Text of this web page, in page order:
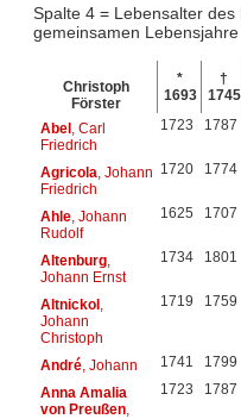
Spalte 4 = Lebensalter
gemeinsamen Lebensjahre
Christoph
Förster
*
1693
†
1745
Abel, Carl
Friedrich
1723 1787
Agricola , Johann
Friedrich
1720 1774
Ahle, Johann
Rudolf
1625 1707
Altenburg,
Johann Ernst
1734 1801
Altnickol,
Johann
Christoph
1719 1759
André, Johann 1741 1799
Anna Amalia
von Preußen,
1723 1787